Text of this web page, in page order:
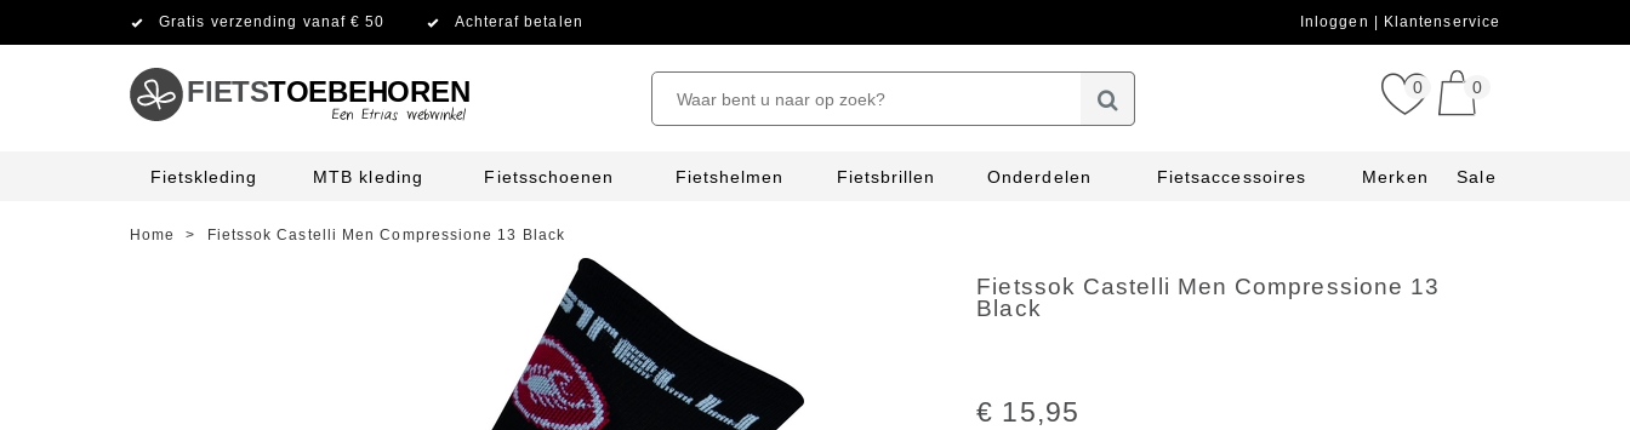
Gratis verzending vanaf € 50 Achteraf betalen Inloggen Klantenservice
FIETSTOEBEHOREN 0 0
Fietskleding MTB kleding Fietsschoenen Fietshelmen Fietsbrillen Onderdelen Fietsaccessoires Merken Sale
Home > Fietssok Castelli Men Compressione 13 Black
Fietssok Castelli Men Compressione 13
Black
€ 15,95